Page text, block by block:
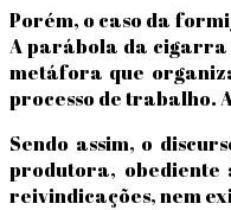
Porém, o caso da
A parábola da cigarra
metáfora que
processo de trabalho.
Sendo assim, o
produtora, obediente
reivindicações, nem